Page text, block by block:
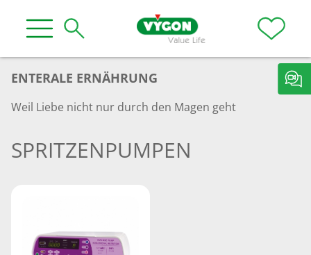
ENTERALE ERNÄHRUNG
Weil Liebe nicht nur durch den Magen geht
SPRITZENPUMPEN